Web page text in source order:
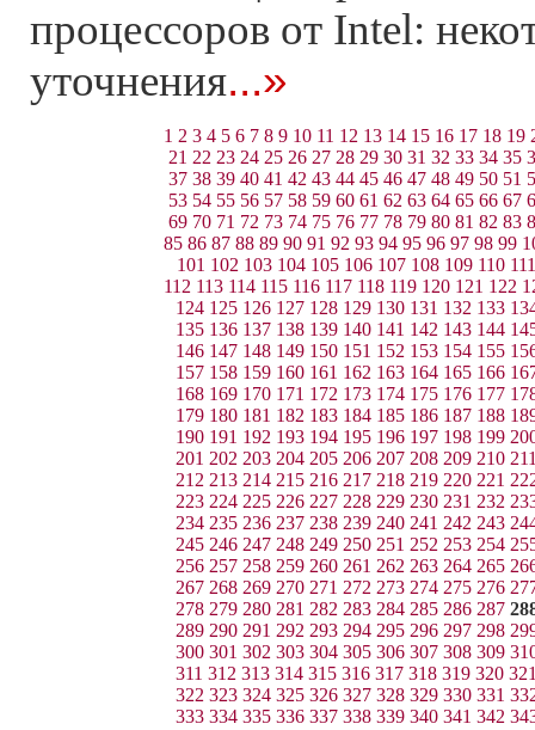
процессоров от Intel:
уточнения...»
1 2 3 4 5 6 7 8 9 10 11 12 13 14 15 16 17 18 19
21 22 23 24 25 26 27 28 29 30 31 32 33 34 35
37 38 39 40 41 42 43 44 45 46 47 48 49 50 51
53 54 55 56 57 58 59 60 61 62 63 64 65 66 67
69 70 71 72 73 74 75 76 77 78 79 80 81 82 83
85 86 87 88 89 90 91 92 93 94 95 96 97 98 99
101 102 103 104 105 106 107 108 109 110 111
112 113 114 115 116 117 118 119 120 121 122
124 125 126 127 128 129 130 131 132 133
135 136 137 138 139 140 141 142 143 144
146 147 148 149 150 151 152 153 154 155
157 158 159 160 161 162 163 164 165 166
168 169 170 171 172 173 174 175 176 177
179 180 181 182 183 184 185 186 187 188
190 191 192 193 194 195 196 197 198 199
201 202 203 204 205 206 207 208 209 210
212 213 214 215 216 217 218 219 220 221
223 224 225 226 227 228 229 230 231 232
234 235 236 237 238 239 240 241 242 243
245 246 247 248 249 250 251 252 253 254
256 257 258 259 260 261 262 263 264 265
267 268 269 270 271 272 273 274 275 276
278 279 280 281 282 283 284 285 286 287
289 290 291 292 293 294 295 296 297 298
300 301 302 303 304 305 306 307 308 309
311 312 313 314 315 316 317 318 319 320
322 323 324 325 326 327 328 329 330 331
333 334 335 336 337 338 339 340 341 342